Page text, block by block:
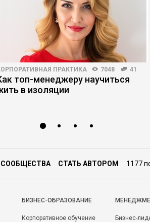
ПРАКТИКА 7048 41
топ-менеджеру научиться
в изоляции
СТАТЬ АВТОРОМ 1177
БИЗНЕС-ОБРАЗОВАНИЕ
Корпоративное обучение
Бизнес-